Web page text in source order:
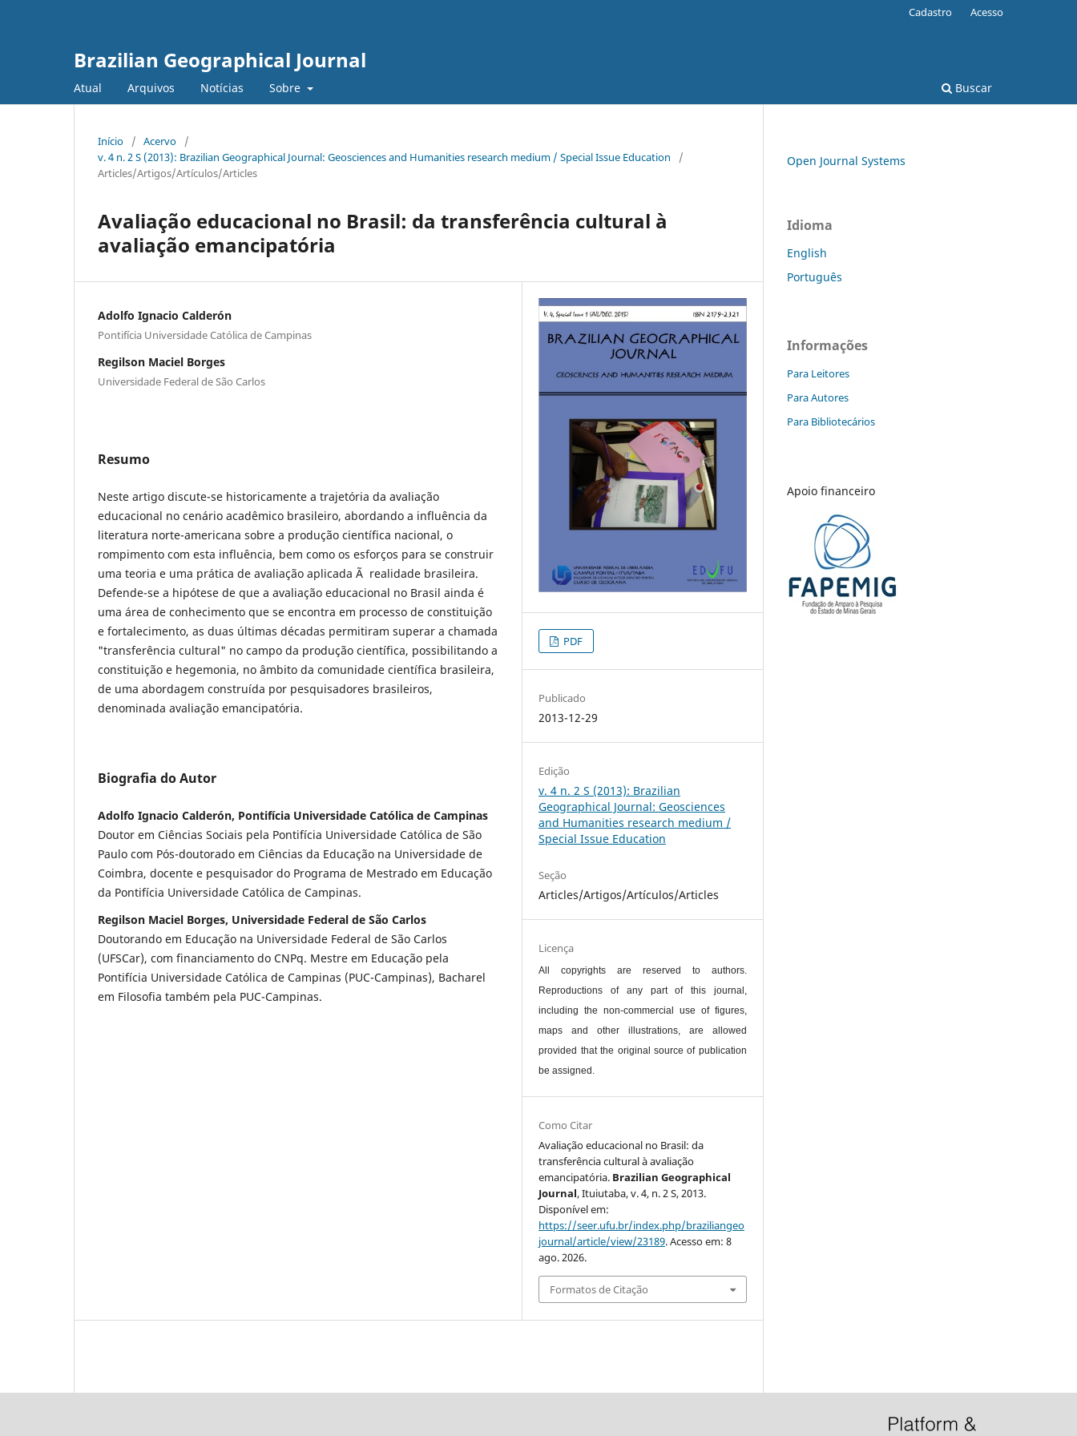
Brazilian Geographical Journal
Atual Arquivos Notícias Sobre Buscar
Cadastro Acesso
Início / Acervo
/
v. 4 n. 2 S (2013): Brazilian Geographical Journal: Geosciences and Humanities research medium / Special Issue Education
/
Articles/Artigos/Artículos/Articles
Avaliação educacional no Brasil: da transferência cultural à
avaliação emancipatória
Adolfo Ignacio Calderón
Pontifícia Universidade Católica de Campinas
Regilson Maciel Borges
Universidade Federal de São Carlos
Resumo
Neste artigo discute-se historicamente a trajetória da avaliação
educacional no cenário acadêmico brasileiro, abordando a influência da
literatura norte-americana sobre a produção científica nacional, o
rompimento com esta influência, bem como os esforços para se construir
uma teoria e uma prática de avaliação aplicada Ã realidade brasileira.
Defende-se a hipótese de que a avaliação educacional no Brasil ainda é
uma área de conhecimento que se encontra em processo de constituição
e fortalecimento, as duas últimas décadas permitiram superar a chamada
"transferência cultural" no campo da produção científica, possibilitando a
constituição e hegemonia, no âmbito da comunidade científica brasileira,
de uma abordagem construída por pesquisadores brasileiros,
denominada avaliação emancipatória.
Biografia do Autor
Adolfo Ignacio Calderón, Pontifícia Universidade Católica de Campinas
Doutor em Ciências Sociais pela Pontifícia Universidade Católica de São
Paulo com Pós-doutorado em Ciências da Educação na Universidade de
Coimbra, docente e pesquisador do Programa de Mestrado em Educação
da Pontifícia Universidade Católica de Campinas.
Regilson Maciel Borges, Universidade Federal de São Carlos
Doutorando em Educação na Universidade Federal de São Carlos
(UFSCar), com financiamento do CNPq. Mestre em Educação pela
Pontifícia Universidade Católica de Campinas (PUC-Campinas), Bacharel
em Filosofia também pela PUC-Campinas.
PDF
Publicado
2013-12-29
Edição
v. 4 n. 2 S (2013): Brazilian
Geographical Journal: Geosciences
and Humanities research medium /
Special Issue Education
Seção
Articles/Artigos/Artículos/Articles
Licença
All copyrights are reserved to authors.
Reproductions of any part of this journal,
including the non-commercial use of figures,
maps and other illustrations, are allowed
provided that the original source of publication
be assigned.
Como Citar
Avaliação educacional no Brasil: da
transferência cultural à avaliação
emancipatória. Brazilian Geographical
Journal, Ituiutaba, v. 4, n. 2 S, 2013.
Disponível em:
https://seer.ufu.br/index.php/braziliangeo
journal/article/view/23189. Acesso em: 8
ago. 2026.
Formatos de Citação
Open Journal Systems
Idioma
English
Português
Informações
Para Leitores
Para Autores
Para Bibliotecários
Apoio financeiro